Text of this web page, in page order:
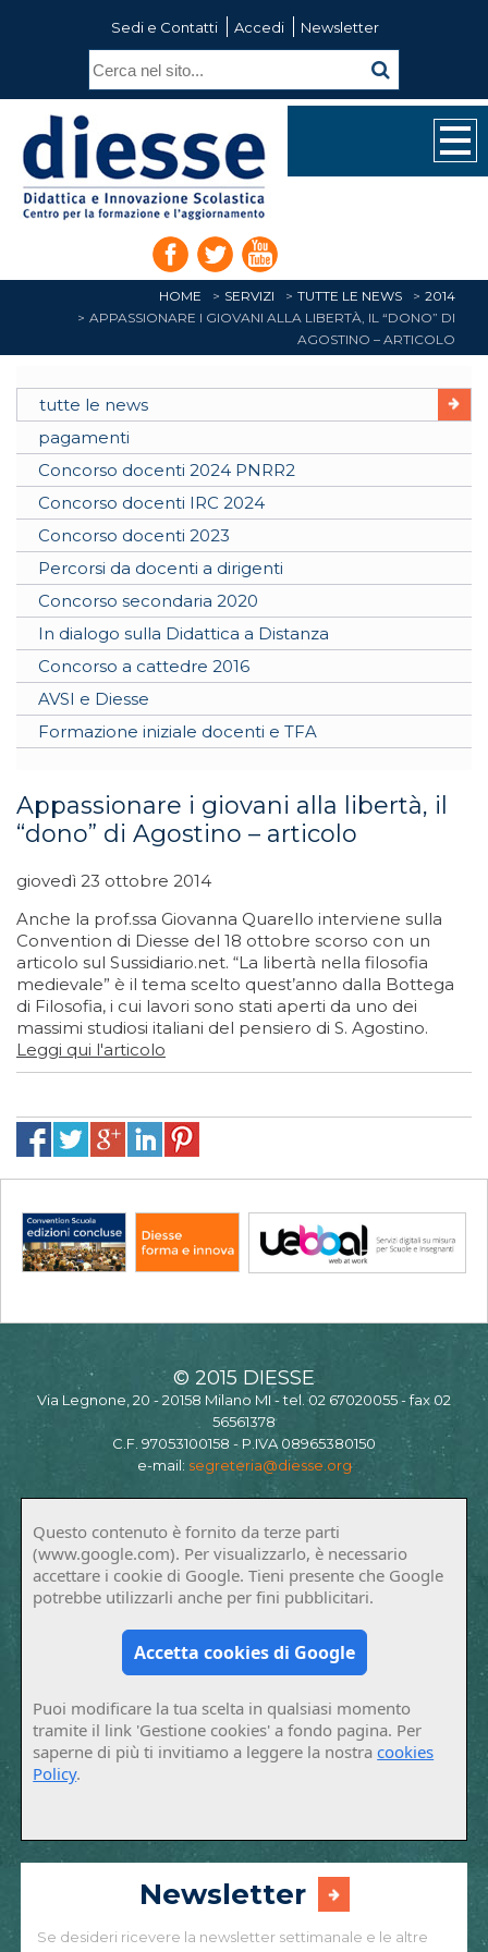
Sedi e Contatti Accedi Newsletter
HOME SERVIZI TUTTE LE NEWS
2014
APPASSIONARE I GIOVANI ALLA LIBERTÀ, IL “DONO” DI
AGOSTINO – ARTICOLO
tutte le news
pagamenti
Concorso docenti 2024 PNRR2
Concorso docenti IRC 2024
Concorso docenti 2023
Percorsi da docenti a dirigenti
Concorso secondaria 2020
In dialogo sulla Didattica a Distanza
Concorso a cattedre 2016
AVSI e Diesse
Formazione iniziale docenti e TFA
Appassionare i giovani alla libertà, il
“dono” di Agostino – articolo
giovedì 23 ottobre 2014
Anche la prof.ssa Giovanna Quarello interviene sulla
Convention di Diesse del 18 ottobre scorso con un
articolo sul Sussidiario.net. “La libertà nella filosofia
medievale” è il tema scelto quest’anno dalla Bottega
di Filosofia, i cui lavori sono stati aperti da uno dei
massimi studiosi italiani del pensiero di S. Agostino.
Leggi qui l'articolo
© 2015 DIESSE
Via Legnone, 20 - 20158 Milano MI - tel. 02 67020055 - fax 02
56561378
C.F. 97053100158 - P.IVA 08965380150
e-mail: segreteria@diesse.org
Questo contenuto è fornito da terze parti
(www.google.com). Per visualizzarlo, è necessario
accettare i cookie di Google. Tieni presente che Google
potrebbe utilizzarli anche per fini pubblicitari.
Accetta cookies di Google
Puoi modificare la tua scelta in qualsiasi momento
tramite il link 'Gestione cookies' a fondo pagina. Per
saperne di più ti invitiamo a leggere la nostracookies
Policy.
Newsletter
Se desideri ricevere la newsletter settimanale e le altre